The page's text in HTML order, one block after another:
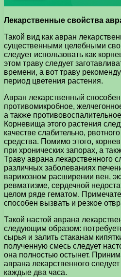
Лекарственные свойства
Такой вид как авран
существенными целебными
следует использовать как
этом траву следует
времени, а вот траву
период цветения растения.
Авран лекарственный
противомикробное,
а также
Корневища этого растения
качестве слабительно,
средства. Помимо этого,
при хронических запорах, а
Траву аврана лекарственного
различных заболеваниях
варикозном расширении вен,
ревматизме, сердечной
целом ряде гематом.
способен вызвать и резкое
Такой настой аврана
следующим образом:
сырья и залить стаканам
полученную смесь следует
она полностью остынет.
аврана лекарственного
каждые два часа.